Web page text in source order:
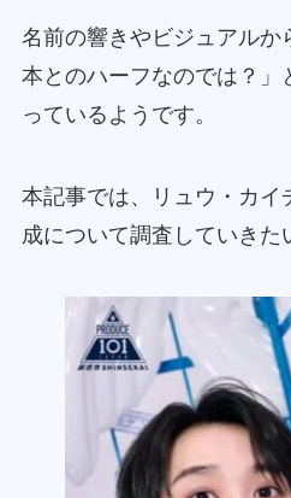
名前の響きやビジュアルか
本とのハーフなのでは？」
っているようです。
本記事では、リュウ・カイ
成について調査していきた